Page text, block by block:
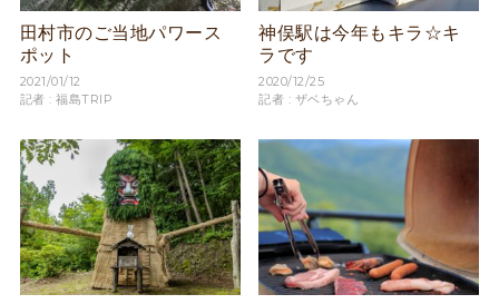
田村市のご当地パワース
ポット
2021/01/12
記者 : 福島TRIP
神俣駅は今年もキラ☆キ
ラです
2020/12/25
記者 : ザベちゃん